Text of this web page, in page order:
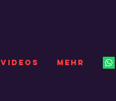
VIDEOS Mehr